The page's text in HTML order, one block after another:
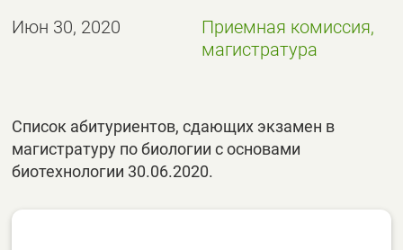
Июн 30, 2020
Приемная комиссия,
магистратура
Список абитуриентов, сдающих экзамен в
магистратуру по биологии с основами
биотехнологии 30.06.2020.